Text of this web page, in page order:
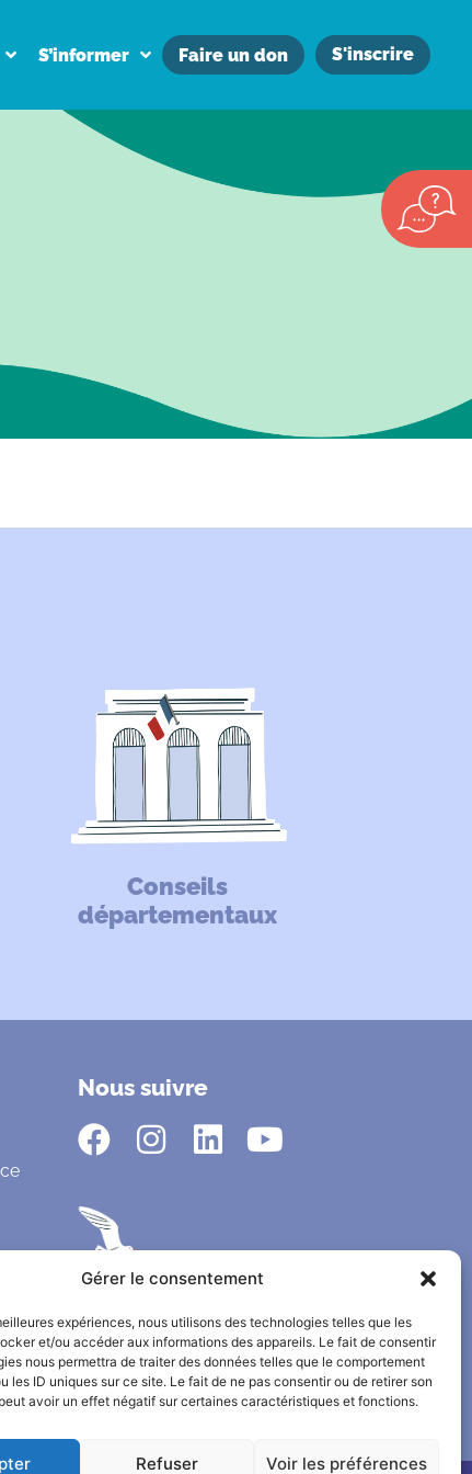
Gérer le consentement
expériences, nous utilisons des technologies telles que les
et/ou accéder aux informations des appareils. Le fait de consentir
nous permettra de traiter des données telles que le comportement
les ID uniques sur ce site. Le fait de ne pas consentir ou de retirer son
avoir un effet négatif sur certaines caractéristiques et fonctions.
Refuser Voir les préférences
S’informer Faire un don S'inscrire
Conseils
départementaux
Nous suivre